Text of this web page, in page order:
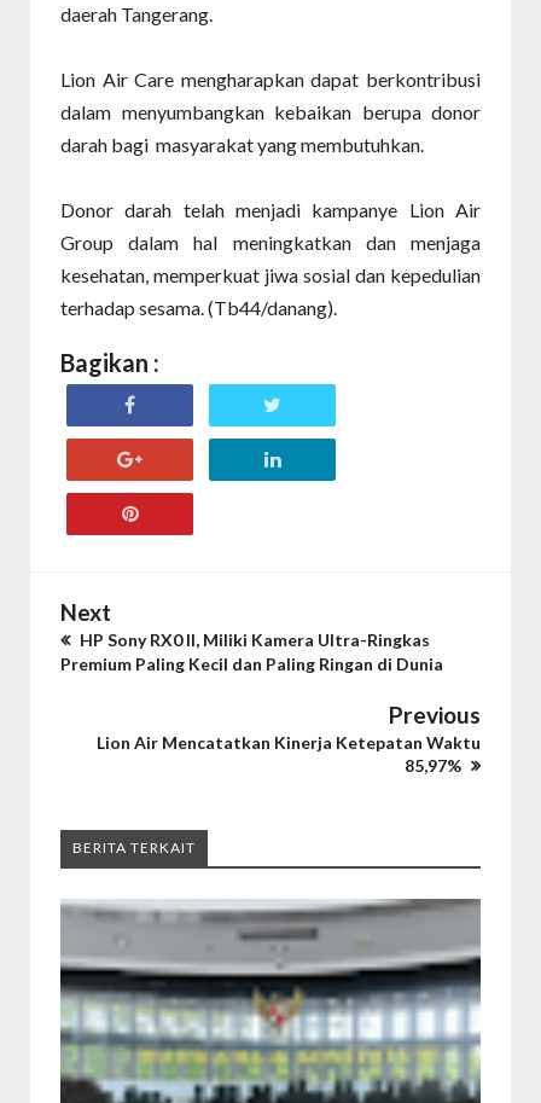
daerah Tangerang.
Lion Air Care mengharapkan dapat berkontribusi
dalam menyumbangkan kebaikan berupa donor
darah bagi masyarakat yang membutuhkan.
Donor darah telah menjadi kampanye Lion Air
Group dalam hal meningkatkan dan menjaga
kesehatan, memperkuat jiwa sosial dan kepedulian
terhadap sesama. (Tb44/danang).
Bagikan :
Next
HP Sony RX0 II, Miliki Kamera Ultra-Ringkas
Premium Paling Kecil dan Paling Ringan di Dunia
Previous
Lion Air Mencatatkan Kinerja Ketepatan Waktu
85,97%
BERITA TERKAIT